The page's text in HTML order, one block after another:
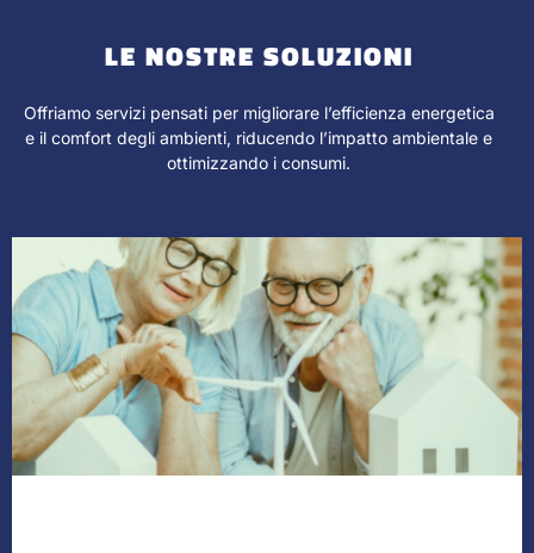
LE NOSTRE SOLUZIONI
Offriamo servizi pensati per migliorare l’efficienza energetica
e il comfort degli ambienti, riducendo l’impatto ambientale e
ottimizzando i consumi.